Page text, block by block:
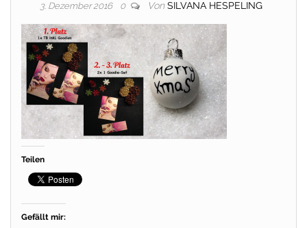
3. Dezember 2016 0 Von SILVANA HESPELING
Teilen
Gefällt mir: